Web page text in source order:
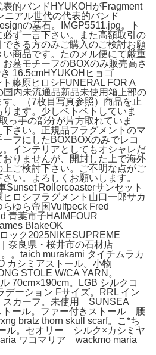
的バンドHYUKOHがFragment
ニアル世代の代表的バンド
の墓石。IMGP5511.jpg。ト
ず一言下さい。また高額取引の
きる方のみご購入のご検討お願
商品です。たのメル便にて厳重
墓モチーフのBOXのみ販売高さ
16.5cmHYUKOHヒョゴ
藤原ヒロシFUNERAL FOR A
内未流通品新品未使用箱上部の
。（7枚目写真参照）商品を止
ます。少しベトベトしていま
っ手の部分が片方取れていま
さい。正規品フラグメントのマ
フにしたBOXBOXのみでレコ
インテリアとしてもオシャレだ
りませんが、開封した上で海外
ご検討下さい。ご不明な点がご
い。よろしくお願いします。
Sunset Rollercoasterサンセット
ロシフラグメント山口一郎サカ
ゆら帝国Vulfpeck Fred
青葉市子HAIMFOUR
BlakeOK
ック2025NIKESUPREME
奈良県・桜井市の石材店
。taich murakami タイチムラカ
カシミアストール。小物
STOLE W/CA YARN。
70cm×190cm。LGB シルクコ
デーション Fサイズ。RRL イン
カーフ。未使用 SUNSEA
トール。ファー付きストール 腰
bratz thorn skull scarf。こ*ち
ル。セオリー シルク×カシミヤ
ワコマリア wackmo maria